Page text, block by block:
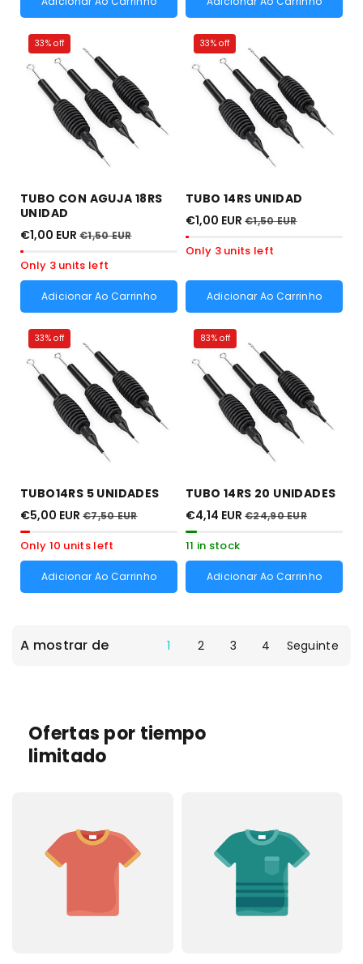
33% off
TUBO CON AGUJA 18RS
UNIDAD
€1,00 EUR €1,50 EUR
Only 3 units left
Adicionar Ao Carrinho
33% off
TUBO 14RS UNIDAD
€1,00 EUR €1,50 EUR
Only 3 units left
Adicionar Ao Carrinho
33% off
TUBO14RS 5 UNIDADES
€5,00 EUR €7,50 EUR
Only 10 units left
Adicionar Ao Carrinho
83% off
TUBO 14RS 20 UNIDADES
€4,14 EUR €24,90 EUR
11 in stock
Adicionar Ao Carrinho
A mostrar de 1 2 3 4 Seguinte
Ofertas por tiempo
limitado